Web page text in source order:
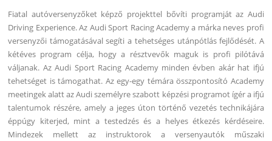
Fiatal autóversenyzőket képző projekttel bővíti programját az Audi
Driving Experience. Az Audi Sport Racing Academy a márka neves profi
versenyzői támogatásával segíti a tehetséges utánpótlás fejlődését. A
kétéves program célja, hogy a résztvevők maguk is profi pilótává
váljanak. Az Audi Sport Racing Academy minden évben akár hat ifjú
tehetséget is támogathat. Az egy-egy témára összpontosító Academy
meetingek alatt az Audi személyre szabott képzési programot ígér a ifjú
talentumok részére, amely a jeges úton történő vezetés technikájára
éppúgy kiterjed, mint a testedzés és a helyes étkezés kérdéseire.
Mindezek mellett az instruktorok a versenyautók műszaki